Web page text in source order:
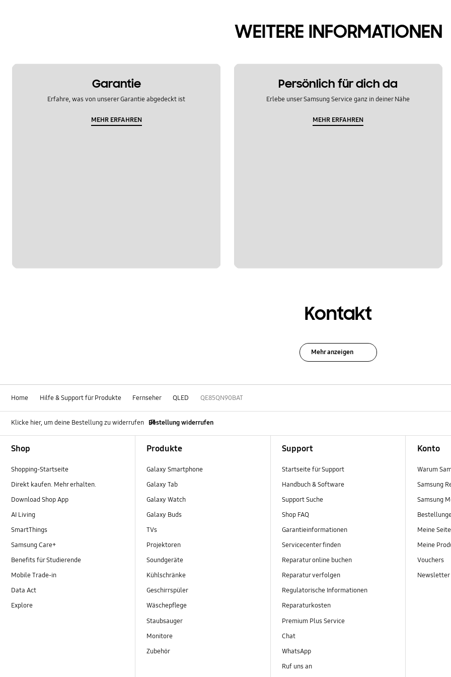
WEITERE INFORMATIONEN
Garantie
Erfahre, was von unserer Garantie abgedeckt ist
MEHR ERFAHREN
Persönlich für dich da
Erlebe unser Samsung Service ganz in deiner Nähe
MEHR ERFAHREN
Kontakt
Mehr anzeigen
Home Hilfe & Support für Produkte Fernseher QLED QE85QN90BAT
Klicke hier, um deine Bestellung zu widerrufen Bestellung widerrufen
Shop
Shopping-Startseite
Direkt kaufen. Mehr erhalten.
Download Shop App
AI Living
SmartThings
Samsung Care+
Benefits für Studierende
Mobile Trade-in
Data Act
Explore
Produkte
Galaxy Smartphone
Galaxy Tab
Galaxy Watch
Galaxy Buds
TVs
Projektoren
Soundgeräte
Kühlschränke
Geschirrspüler
Wäschepflege
Staubsauger
Monitore
Zubehör
Support
Startseite für Support
Handbuch & Software
Support Suche
Shop FAQ
Garantieinformationen
Servicecenter finden
Reparatur online buchen
Reparatur verfolgen
Regulatorische Informationen
Reparaturkosten
Premium Plus Service
Chat
WhatsApp
Ruf uns an
Konto
Warum
Samsung
Samsung
Meine Seite
Meine
Vouchers
Newsletter